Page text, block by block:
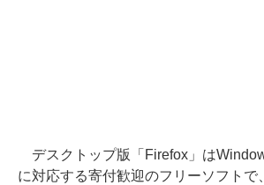
デスクトップ版「Firefox」は
に対応する寄付歓迎のフリーソフトで